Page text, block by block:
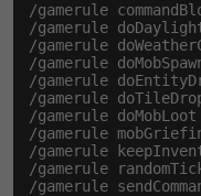
/gamerule
/gamerule
/gamerule
/gamerule
/gamerule
/gamerule
/gamerule
/gamerule
/gamerule
/gamerule
/gamerule